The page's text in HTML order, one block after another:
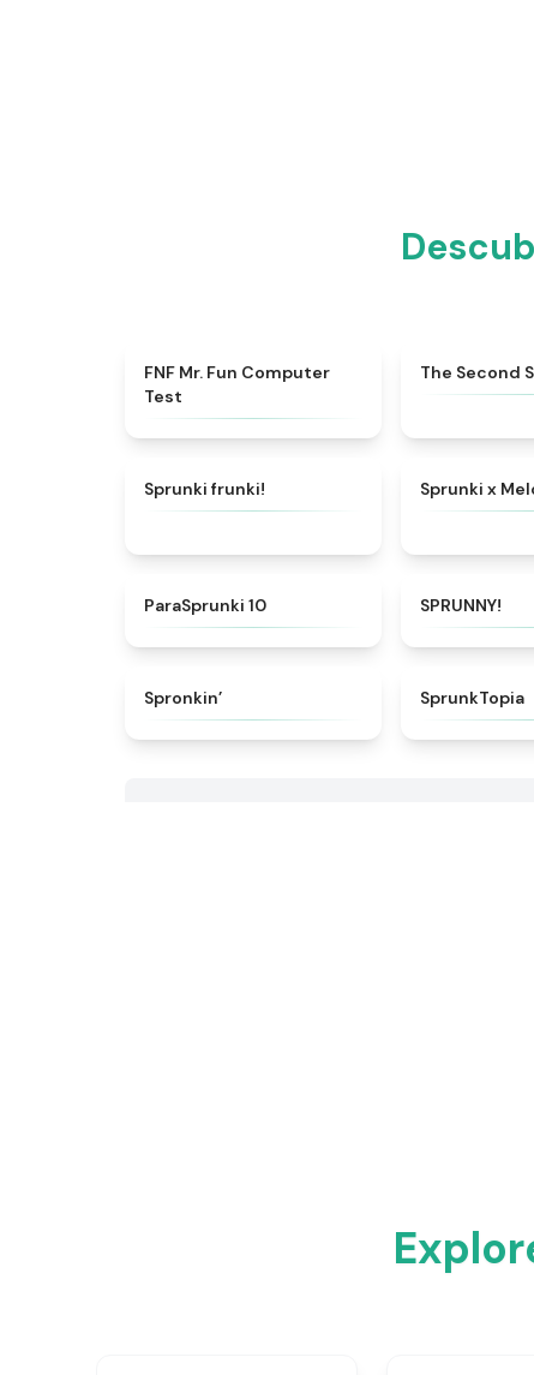
FNF Mr. Fun Computer
Test
The Second
Sprunki frunki! Sprunki x
ParaSprunki 10 SPRUNNY!
Spronkin’ SprunkTopia